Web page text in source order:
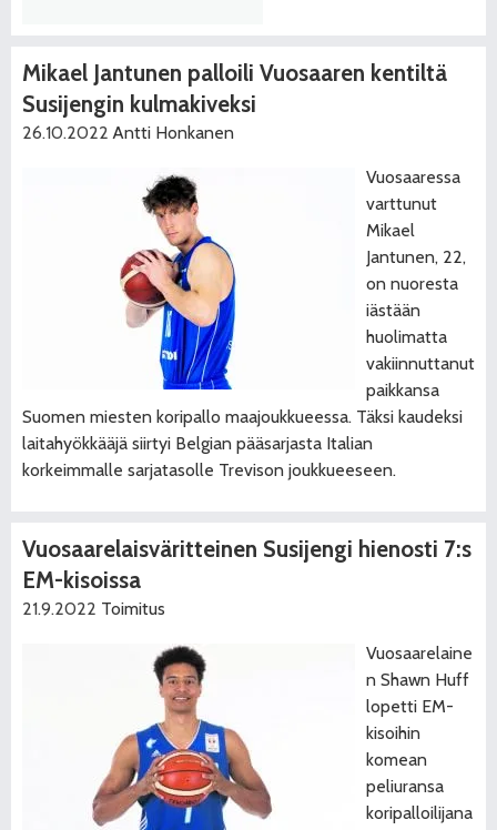
Mikael Jantunen palloili Vuosaaren kentiltä
Susijengin kulmakiveksi
26.10.2022 Antti Honkanen
Vuosaaressa
varttunut
Mikael
Jantunen, 22,
on nuoresta
iästään
huolimatta
vakiinnuttanut
paikkansa
Suomen miesten koripallo maajoukkueessa. Täksi kaudeksi
laitahyökkääjä siirtyi Belgian pääsarjasta Italian
korkeimmalle sarjatasolle Trevison joukkueeseen.
Vuosaarelaisväritteinen Susijengi hienosti 7:s
EM-kisoissa
21.9.2022 Toimitus
Vuosaarelaine
n Shawn Huff
lopetti EM-
kisoihin
komean
peliuransa
koripalloilijana